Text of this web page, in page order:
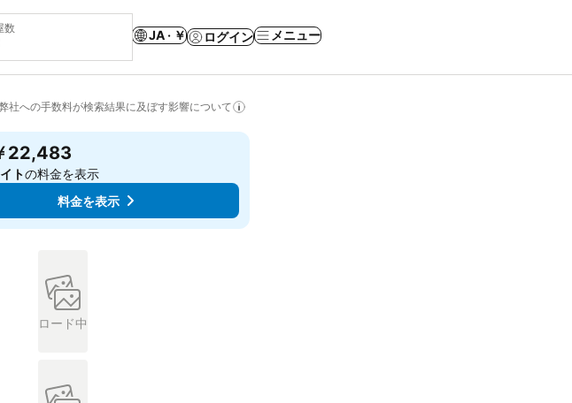
数 JA · ￥ ログイン メニュー
社への手数料が検索結果に及ぼす影響について
加22,483
トの料金を表示
料金を表示
ロード中